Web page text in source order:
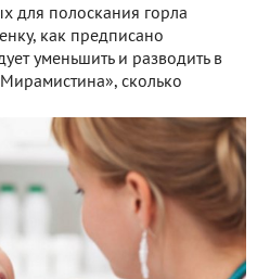
для полоскания горла
как предписано
уменьшить и разводить в
сколько